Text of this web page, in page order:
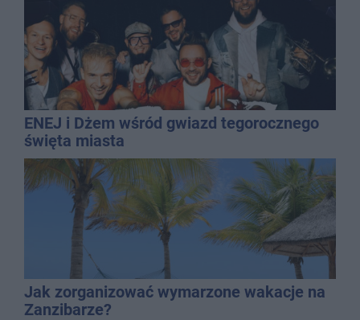
ENEJ i Dżem wśród gwiazd tegorocznego
święta miasta
Jak zorganizować wymarzone wakacje na
Zanzibarze?